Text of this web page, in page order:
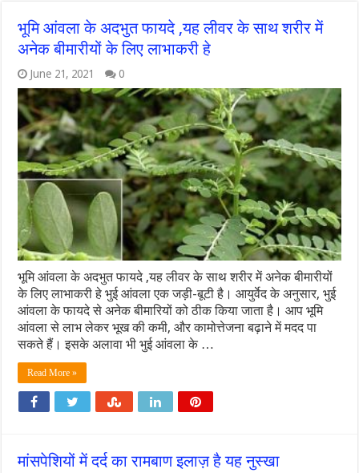
भूमि आंवला के अदभुत फायदे ,यह लीवर के साथ शरीर में
अनेक बीमारीयों के लिए लाभाकरी हे
June 21, 2021 0
भूमि आंवला के अदभुत फायदे ,यह लीवर के साथ शरीर में अनेक बीमारीयों
के लिए लाभाकरी हे भुई आंवला एक जड़ी-बूटी है। आयुर्वेद के अनुसार, भुई
आंवला के फायदे से अनेक बीमारियों को ठीक किया जाता है। आप भूमि
आंवला से लाभ लेकर भूख की कमी, और कामोत्तेजना बढ़ाने में मदद पा
सकते हैं। इसके अलावा भी भुई आंवला के …
Read More »
मांसपेशियों में दर्द का रामबाण इलाज़ है यह नुस्खा